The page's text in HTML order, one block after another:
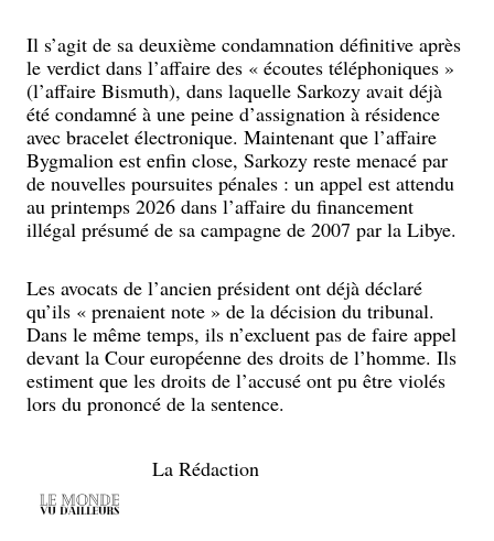
Il s’agit de sa deuxième condamnation définitive après
le verdict dans l’affaire des « écoutes téléphoniques »
(l’affaire Bismuth), dans laquelle Sarkozy avait déjà
été condamné à une peine d’assignation à résidence
avec bracelet électronique. Maintenant que l’affaire
Bygmalion est enfin close, Sarkozy reste menacé par
de nouvelles poursuites pénales : un appel est attendu
au printemps 2026 dans l’affaire du financement
illégal présumé de sa campagne de 2007 par la Libye.
Les avocats de l’ancien président ont déjà déclaré
qu’ils « prenaient note » de la décision du tribunal.
Dans le même temps, ils n’excluent pas de faire appel
devant la Cour européenne des droits de l’homme. Ils
estiment que les droits de l’accusé ont pu être violés
lors du prononcé de la sentence.
La Rédaction